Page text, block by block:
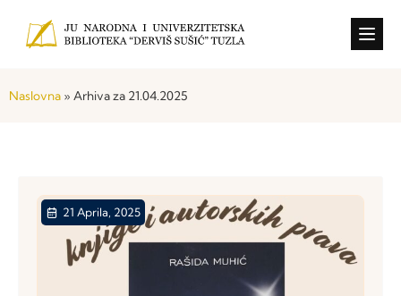
Naslovna » Arhiva za 21.04.2025
21 Aprila, 2025